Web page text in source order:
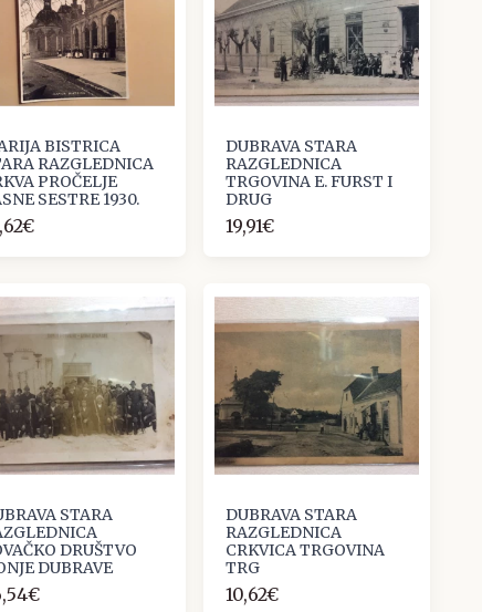
BISTRICA
RAZGLEDNICA
PROČELJE
SESTRE 1930.
DUBRAVA STARA
RAZGLEDNICA
TRGOVINA E. FURST I
DRUG
19,91€
STARA
DRUŠTVO
DUBRAVE
DUBRAVA STARA
RAZGLEDNICA
CRKVICA TRGOVINA
TRG
10,62€